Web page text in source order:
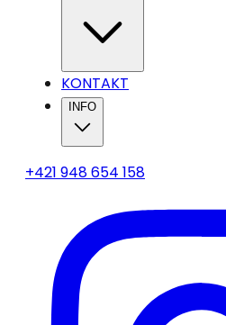
KONTAKT
INFO
+421 948 654 158